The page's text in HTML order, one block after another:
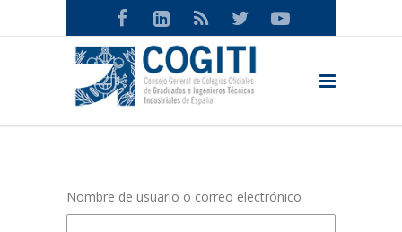
Nombre de usuario o correo electrónico